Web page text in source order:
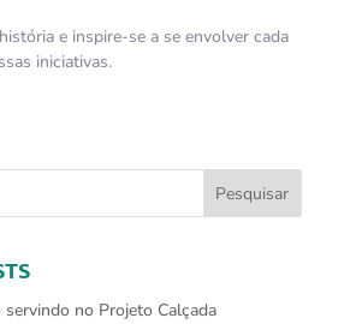
e inspire-se a se envolver cada
iniciativas.
no Projeto Calçada